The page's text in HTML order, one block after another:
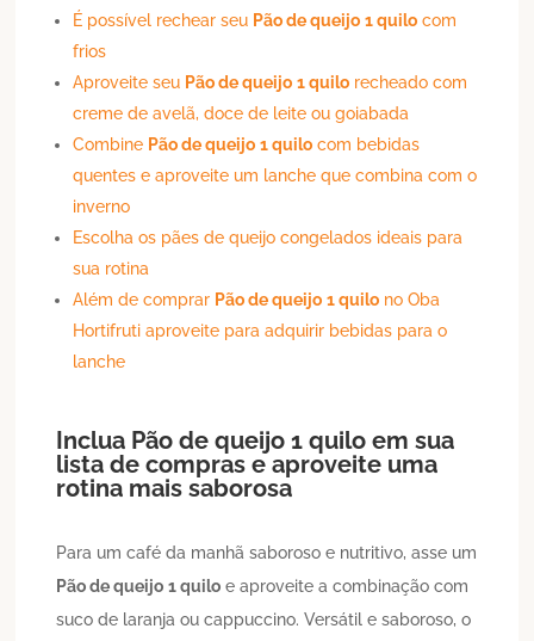
É possível rechear seu Pão de queijo 1 quilo com
frios
Aproveite seu Pão de queijo 1 quilo recheado com
creme de avelã, doce de leite ou goiabada
Combine Pão de queijo 1 quilo com bebidas
quentes e aproveite um lanche que combina com o
inverno
Escolha os pães de queijo congelados ideais para
sua rotina
Além de comprar Pão de queijo 1 quilo no Oba
Hortifruti aproveite para adquirir bebidas para o
lanche
Inclua Pão de queijo 1 quilo em sua
lista de compras e aproveite uma
rotina mais saborosa
Para um café da manhã saboroso e nutritivo, asse um
Pão de queijo 1 quilo e aproveite a combinação com
suco de laranja ou cappuccino. Versátil e saboroso, o